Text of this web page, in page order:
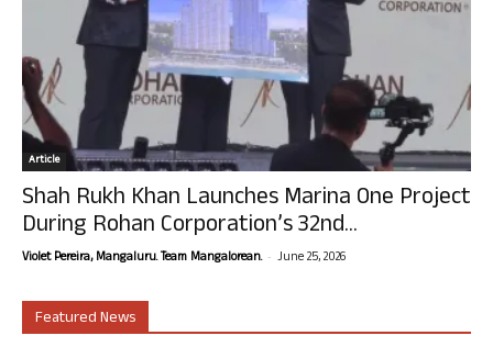
Article
Shah Rukh Khan Launches Marina One Project
During Rohan Corporation’s 32nd...
Violet Pereira, Mangaluru. Team Mangalorean. - June 25, 2026
Featured News